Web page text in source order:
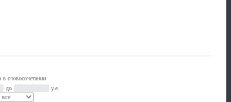
в словосочетании
до
у.е.